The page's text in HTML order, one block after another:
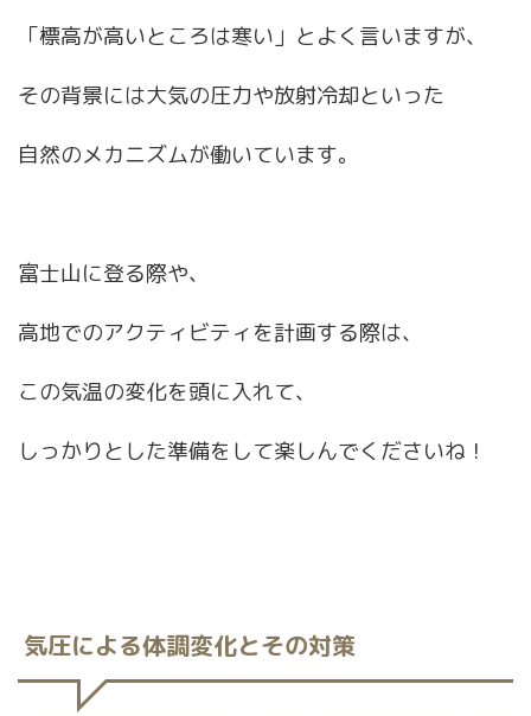
「標高が高いところは寒い」とよく言いますが、
その背景には大気の圧力や放射冷却といった
自然のメカニズムが働いています。
富士山に登る際や、
高地でのアクティビティを計画する際は、
この気温の変化を頭に入れて、
しっかりとした準備をして楽しんでくださいね！
気圧による体調変化とその対策